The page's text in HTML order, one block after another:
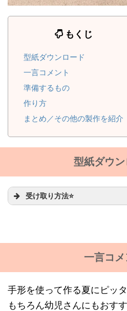
もくじ
型紙ダウンロード
一言コメント
準備するもの
作り方
まとめ／その他の製作を紹介
型紙ダウ
受け取り方法⭐
一言コメ
手形を使って作る夏にピッ
もちろん幼児さんにもおす